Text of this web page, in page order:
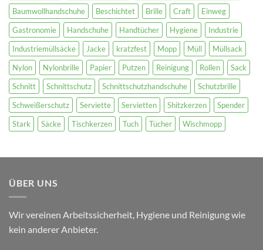
Baumwollhandschuhe
Beschichtet Brille Craft
Einweg
Gastronomie
Handschuhe Handtücher Hygiene
Industrie
Industriemüllsäcke
Jacke kratzfest Mopp Müll
Müllsack
Nylon
Nylonbrille Papier Putzen Reinigung Rollen
Sack
Schnitt
Schnittschutz Schnittschutzhandschuhe
Schutzbrille
Schweißerschutz
Serviette Servietten Shitzkerzen
Spender
Stark
Säcke Tischkerzen Tuch Tücher Wischmopp
ÜBER UNS
Wir vereinen Arbeitssicherheit, Hygiene und Reinigung wie
kein anderer Anbieter.